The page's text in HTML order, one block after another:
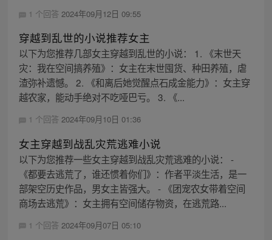
1 个回答 2024年09月12日 09:55
穿越到乱世的小说推荐女主
以下为您推荐几部女主穿越到乱世的小说： 1. 《末世天
灾：我在空间搞养殖》：女主在末世囤货、种田养殖，虐
渣弥补遗憾。 2. 《和离后她觉醒点石成金能力》：女主穿
越农家，能动手绝对不吃哑巴亏。 3. 《...
1 个回答 2024年09月10日 01:36
女主穿越到战乱灾荒逃难小说
以下为您推荐一些女主穿越到战乱灾荒逃难的小说： -
《都要去逃荒了，谁还惯着你们》：作者平淡生活，是一
部架空历史作品，男女主皆强大。 - 《团宠农女带着空间
商场去逃荒》：女主拥有空间储存物资，在逃荒路...
1 个回答 2024年09月07日 05:10